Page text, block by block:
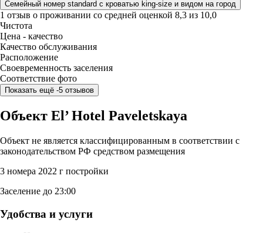
Семейный номер standard с кроватью king-size и видом на город
1 отзыв о проживании со средней оценкой 8,3 из 10,0
Чистота
Цена - качество
Качество обслуживания
Расположение
Своевременность заселения
Соответствие фото
Показать ещё -5 отзывов
Объект El’ Hotel Paveletskaya
Объект не является классифицированным в соответствии с
законодательством РФ средством размещения
3 номера 2022 г постройки
Заселение до 23:00
Удобства и услуги